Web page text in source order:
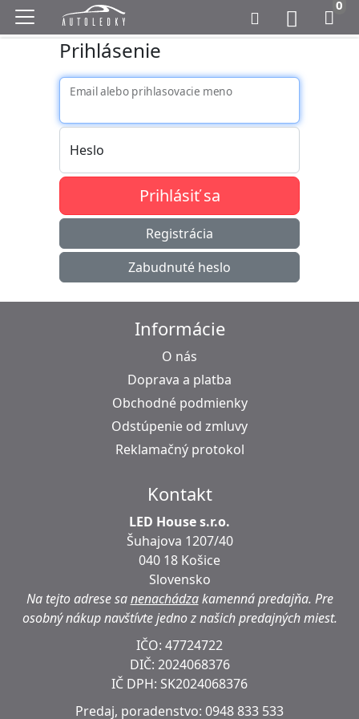
0
Prihlásenie
Email alebo prihlasovacie meno
Heslo
Prihlásiť sa
Registrácia
Zabudnuté heslo
Informácie
O nás
Doprava a platba
Obchodné podmienky
Odstúpenie od zmluvy
Reklamačný protokol
Kontakt
LED House s.r.o.
Šuhajova 1207/40
040 18 Košice
Slovensko
Na tejto adrese sanenachádzakamenná predajňa. Pre
osobný nákup navštívte jedno z našich predajných miest.
IČO: 47724722
DIČ: 2024068376
IČ DPH: SK2024068376
Predaj, poradenstvo: 0948 833 533